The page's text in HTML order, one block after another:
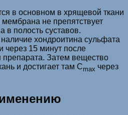
в основном в хрящевой ткани
не препятствует
в полость суставов.
хондроитина сульфата
через 15 минут после
препарата. Затем вещество
и достигает там Cmax через